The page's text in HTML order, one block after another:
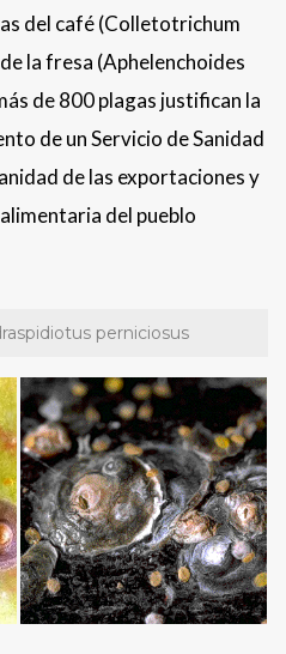
del café (Colletotrichum
la fresa (Aphelenchoides
de 800 plagas justifican la
de un Servicio de Sanidad
de las exportaciones y
del pueblo
perniciosus